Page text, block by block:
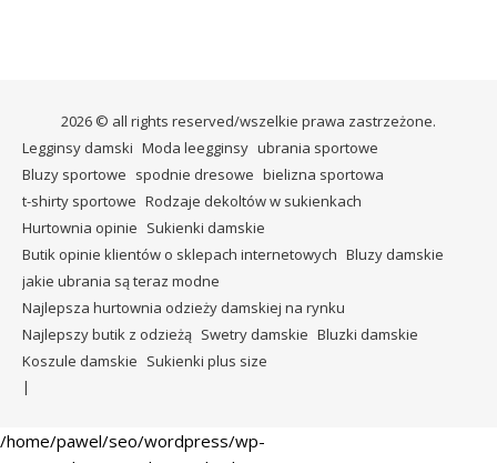
2026 © all rights reserved/wszelkie prawa zastrzeżone.
Legginsy damski Moda leegginsy ubrania sportowe
Bluzy sportowe spodnie dresowe bielizna sportowa
t-shirty sportowe Rodzaje dekoltów w sukienkach
Hurtownia opinie Sukienki damskie
Butik opinie klientów o sklepach internetowych Bluzy damskie
jakie ubrania są teraz modne
Najlepsza hurtownia odzieży damskiej na rynku
Najlepszy butik z odzieżą Swetry damskie Bluzki damskie
Koszule damskie Sukienki plus size
/home/pawel/seo/wordpress/wp-